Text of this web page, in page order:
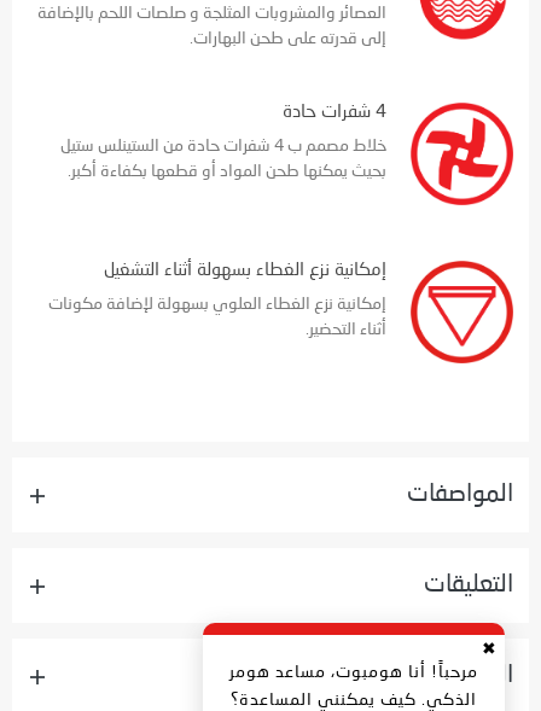
العصائر والمشروبات المثلجة و صلصات اللحم بالإضافة
إلى قدرته على طحن البهارات.
4 شفرات حادة
خلاط مصمم ب 4 شفرات حادة من الستينلس ستيل
بحيث يمكنها طحن المواد أو قطعها بكفاءة أكبر.
إمكانية نزع الغطاء بسهولة أثناء التشغيل
إمكانية نزع الغطاء العلوي بسهولة لإضافة مكونات
أثناء التحضير.
المواصفات
التعليقات
الدعم
✖
مرحباً! أنا هومبوت، مساعد هومر
الذكي. كيف يمكنني المساعدة؟